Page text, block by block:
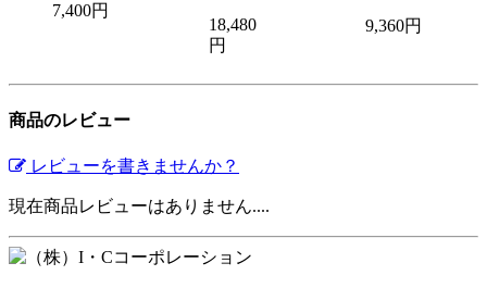
7,400円
18,480
円
9,360円
商品のレビュー
レビューを書きませんか？
現在商品レビューはありません....